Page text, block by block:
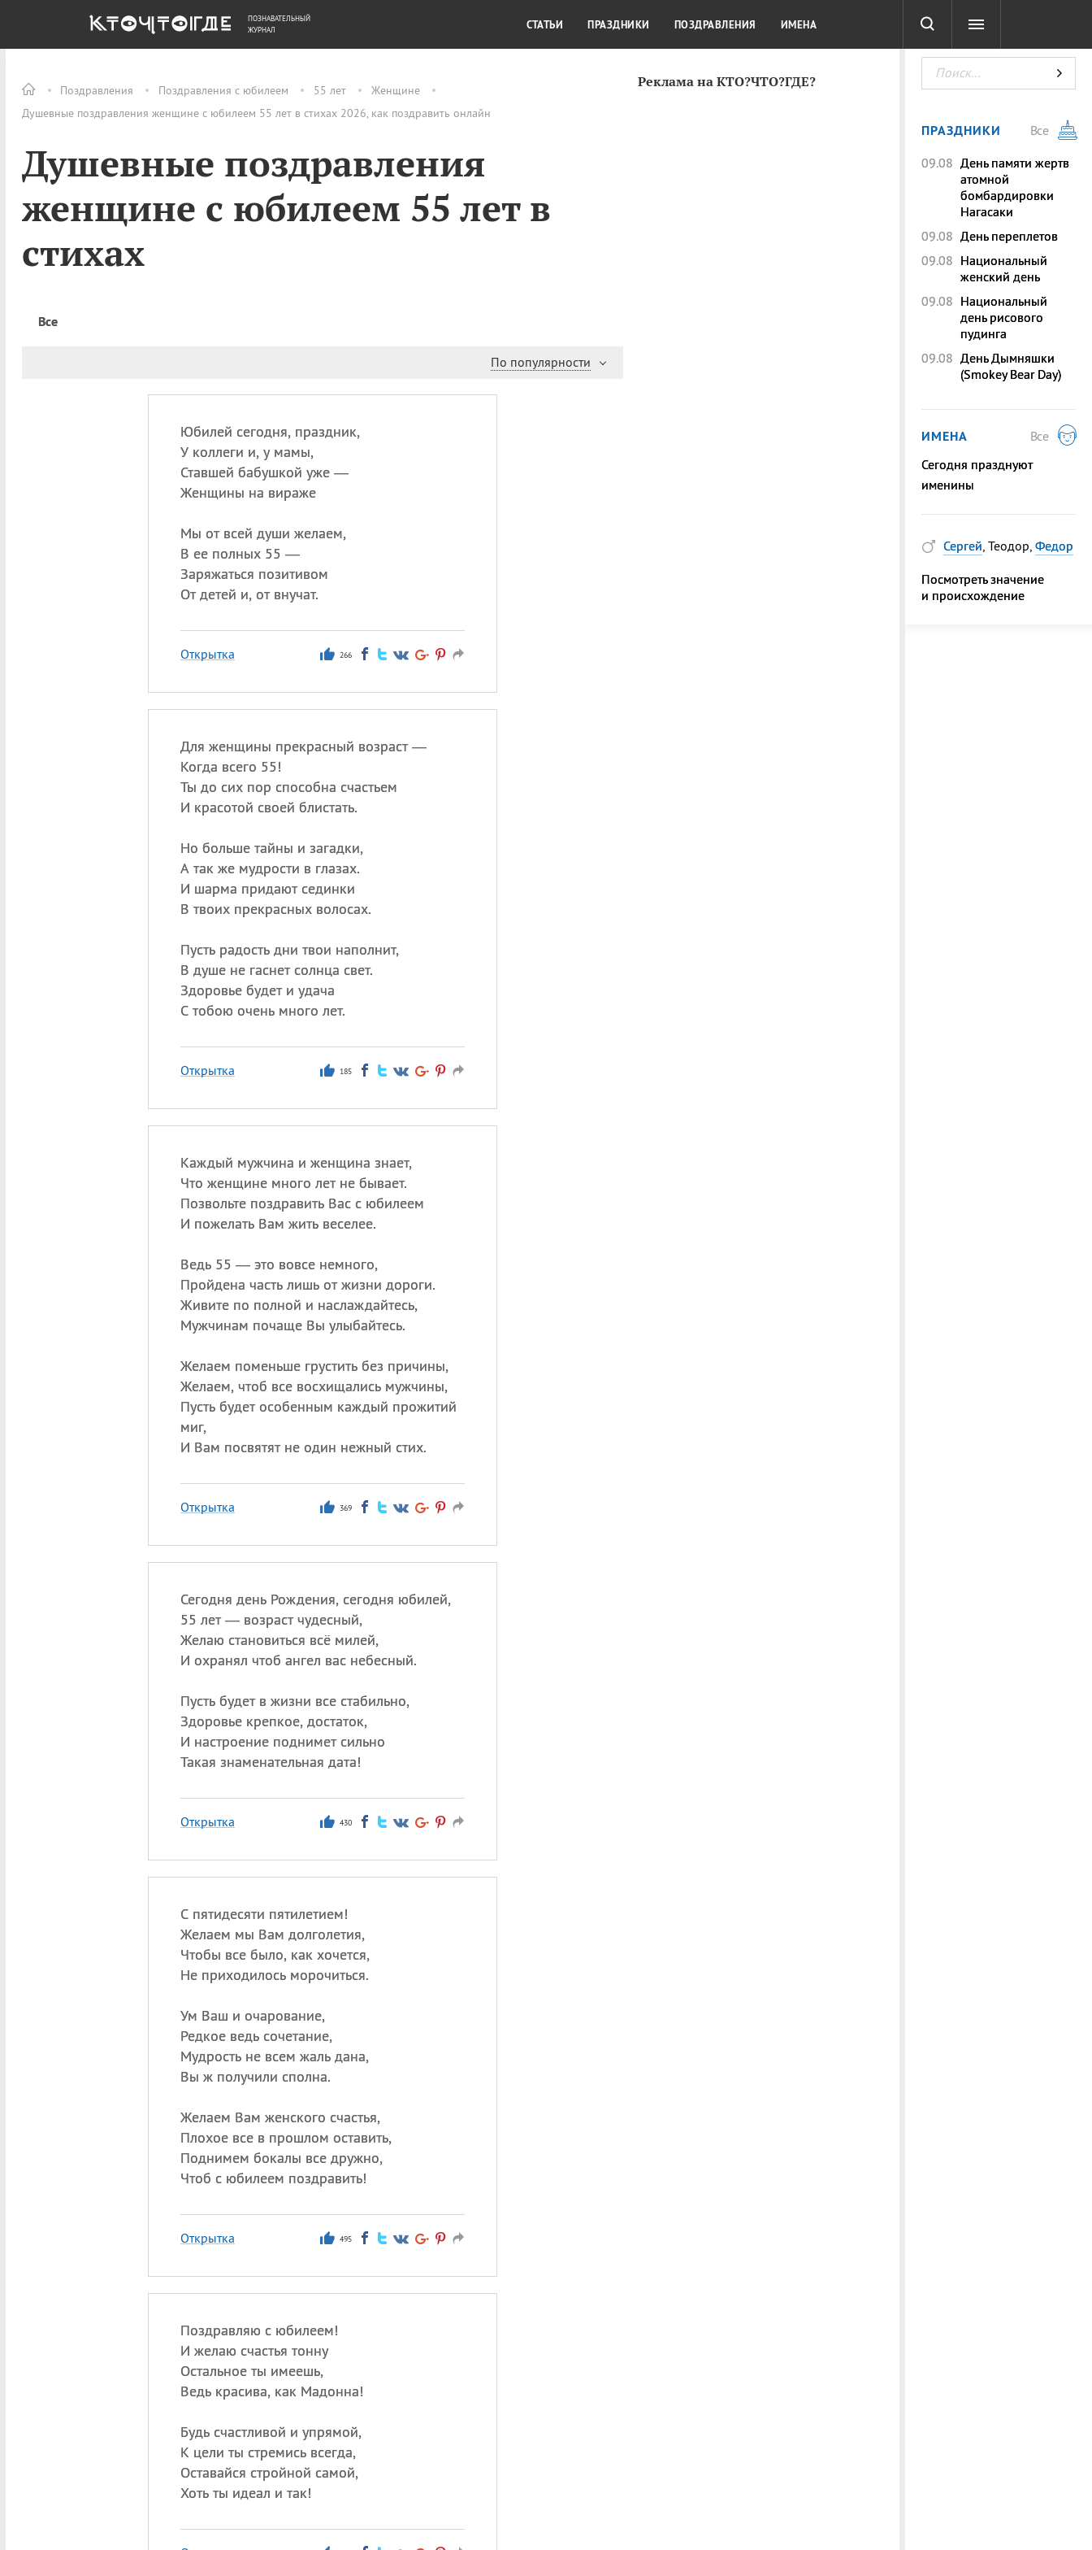
Поздравления Поздравления с юбилеем 55 лет
Женщине
Душевные поздравления женщине с юбилеем 55 лет в стихах 2026, как поздравить онлайн
Душевные поздравления
женщине с юбилеем 55 лет в
стихах
Все
По популярности
Юбилей сегодня, праздник,
У коллеги и, у мамы,
Ставшей бабушкой уже —
Женщины на вираже
Мы от всей души желаем,
В ее полных 55 —
Заряжаться позитивом
От детей и, от внучат.
Открытка 266
Для женщины прекрасный возраст —
Когда всего 55!
Ты до сих пор способна счастьем
И красотой своей блистать.
Но больше тайны и загадки,
А так же мудрости в глазах.
И шарма придают сединки
В твоих прекрасных волосах.
Пусть радость дни твои наполнит,
В душе не гаснет солнца свет.
Здоровье будет и удача
С тобою очень много лет.
Открытка 185
Каждый мужчина и женщина знает,
Что женщине много лет не бывает.
Позвольте поздравить Вас с юбилеем
И пожелать Вам жить веселее.
Ведь 55 — это вовсе немного,
Пройдена часть лишь от жизни дороги.
Живите по полной и наслаждайтесь,
Мужчинам почаще Вы улыбайтесь.
Желаем поменьше грустить без причины,
Желаем, чтоб все восхищались мужчины,
Пусть будет особенным каждый прожитий
миг,
И Вам посвятят не один нежный стих.
Открытка 369
Сегодня день Рождения, сегодня юбилей,
55 лет — возраст чудесный,
Желаю становиться всё милей,
И охранял чтоб ангел вас небесный.
Пусть будет в жизни все стабильно,
Здоровье крепкое, достаток,
И настроение поднимет сильно
Такая знаменательная дата!
Открытка 430
С пятидесяти пятилетием!
Желаем мы Вам долголетия,
Чтобы все было, как хочется,
Не приходилось морочиться.
Ум Ваш и очарование,
Редкое ведь сочетание,
Мудрость не всем жаль дана,
Вы ж получили сполна.
Желаем Вам женского счастья,
Плохое все в прошлом оставить,
Поднимем бокалы все дружно,
Чтоб с юбилеем поздравить!
Открытка 495
Поздравляю с юбилеем!
И желаю счастья тонну
Остальное ты имеешь,
Ведь красива, как Мадонна!
Будь счастливой и упрямой,
К цели ты стремись всегда,
Оставайся стройной самой,
Хоть ты идеал и так!
Реклама на КТО?ЧТО?ГДЕ?
ОБЩЕСТВО ДЕНЬГИ КУЛЬТУРА КРАСОТА ТЕСТЫ
ПОЗНАВАТЕЛЬНЫЙ
ЖУРНАЛ
СТАТЬИ ПРАЗДНИКИ ПОЗДРАВЛЕНИЯ ИМЕНА
ПРАЗДНИКИ
Все
09.08 День памяти жертв
атомной
бомбардировки
Нагасаки
09.08 День переплетов
09.08 Национальный
женский день
09.08 Национальный
день рисового
пудинга
09.08 День Дымняшки
(Smokey Bear Day)
ИМЕНА
Все
Сегодня празднуют
именины
Сергей, Теодор, Федор
Посмотреть значение
и происхождение